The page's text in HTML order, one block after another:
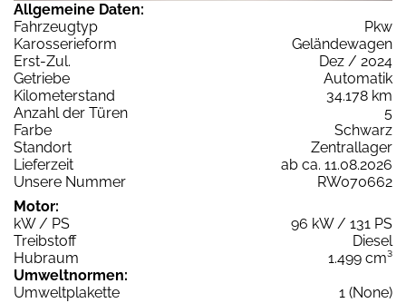
Allgemeine Daten:
Fahrzeugtyp
Pkw
Karosserieform
Geländewagen
Erst-Zul.
Dez / 2024
Getriebe
Automatik
Kilometerstand
34.178 km
Anzahl der Türen
5
Farbe
Schwarz
Standort
Zentrallager
Lieferzeit
ab ca. 11.08.2026
Unsere Nummer
RW070662
Motor:
kW / PS
96 kW / 131 PS
Treibstoff
Diesel
Hubraum
1.499 cm³
Umweltnormen:
Umweltplakette
1 (None)